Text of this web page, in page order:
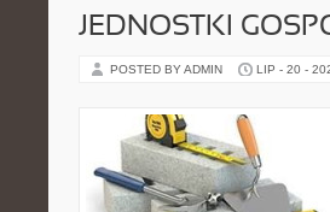
JEDNOSTKI
POSTED BY ADMIN LIP - 20 -